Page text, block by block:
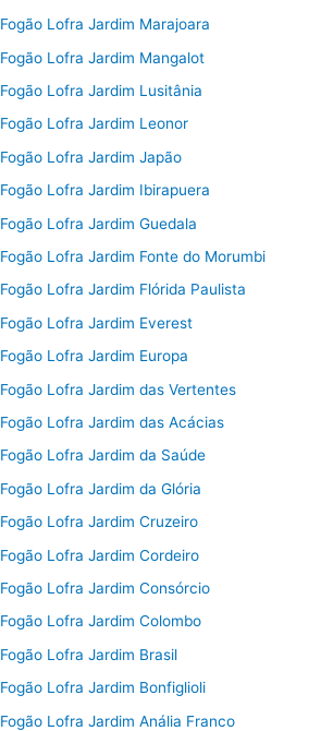
Lofra Jardim Marajoara
Lofra Jardim Mangalot
Lofra Jardim Lusitânia
Lofra Jardim Leonor
Lofra Jardim Japão
Lofra Jardim Ibirapuera
Lofra Jardim Guedala
Lofra Jardim Fonte do Morumbi
Lofra Jardim Flórida Paulista
Lofra Jardim Everest
Lofra Jardim Europa
Lofra Jardim das Vertentes
Lofra Jardim das Acácias
Lofra Jardim da Saúde
Lofra Jardim da Glória
Lofra Jardim Cruzeiro
Lofra Jardim Cordeiro
Lofra Jardim Consórcio
Lofra Jardim Colombo
Lofra Jardim Brasil
Lofra Jardim Bonfiglioli
Lofra Jardim Anália Franco